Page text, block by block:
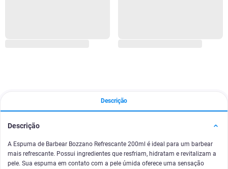
Descrição
Descrição
A Espuma de Barbear Bozzano Refrescante 200ml é ideal para um barbear
mais refrescante. Possui ingredientes que resfriam, hidratam e revitalizam a
pele. Sua espuma em contato com a pele úmida oferece uma sensação